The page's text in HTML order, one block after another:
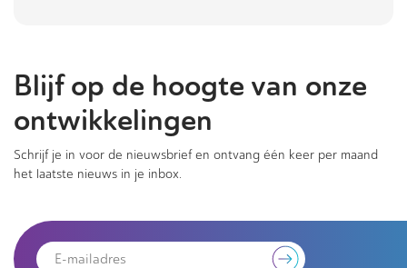
Blijf op de hoogte van onze
ontwikkelingen
Schrijf je in voor de nieuwsbrief en ontvang één keer per maand
het laatste nieuws in je inbox.